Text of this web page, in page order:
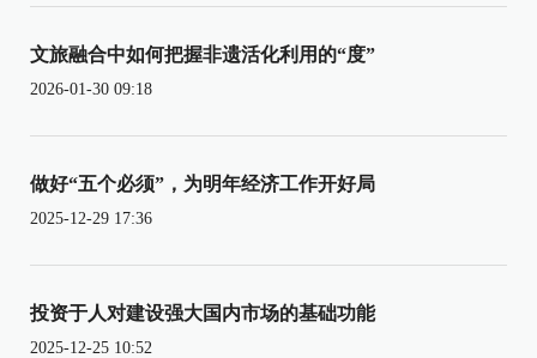
文旅融合中如何把握非遗活化利用的“度”
2026-01-30 09:18
做好“五个必须”，为明年经济工作开好局
2025-12-29 17:36
投资于人对建设强大国内市场的基础功能
2025-12-25 10:52